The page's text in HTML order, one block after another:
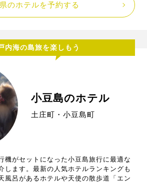
のホテルを予約する
内海の島旅を楽しもう
小豆島のホテル
土庄町・小豆島町
機がセットになった小豆島旅行に最適な
します。最新の人気ホテルランキングも
風呂があるホテルや天使の散歩道「エン